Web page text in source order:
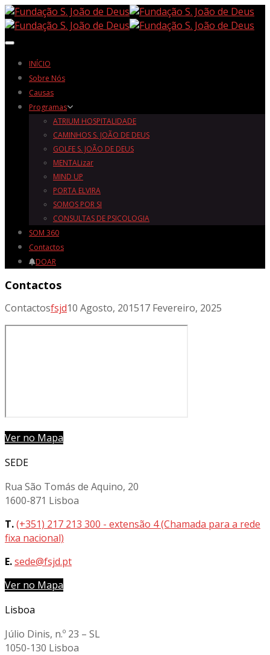
Toggle navigation
INÍCIO
Sobre Nós
Causas
Programas
ATRIUM HOSPITALIDADE
CAMINHOS S. JOÃO DE DEUS
GOLFE S. JOÃO DE DEUS
MENTALizar
MIND UP
PORTA ELVIRA
SOMOS POR SI
CONSULTAS DE PSICOLOGIA
SOM 360
Contactos
DOAR
Contactos
Contactosfsjd10 Agosto, 201517 Fevereiro, 2025
Ver no Mapa
SEDE
Rua São Tomás de Aquino, 20
1600-871 Lisboa
T.(+351) 217 213 300 - extensão 4 (Chamada para a rede
fixa nacional)
E.sede@fsjd.pt
Ver no Mapa
Lisboa
Júlio Dinis, n.º 23 – SL
1050-130 Lisboa